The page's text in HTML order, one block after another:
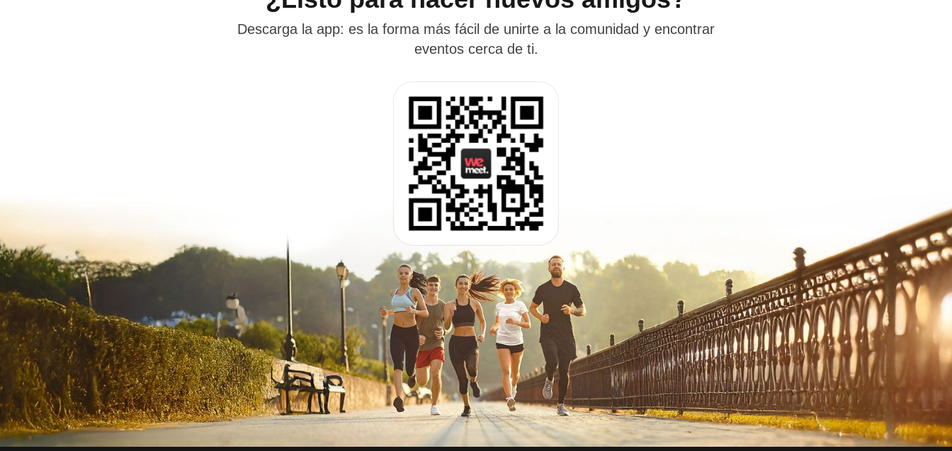
Descarga la app: es la forma más fácil de unirte a la comunidad y encontrar
eventos cerca de ti.